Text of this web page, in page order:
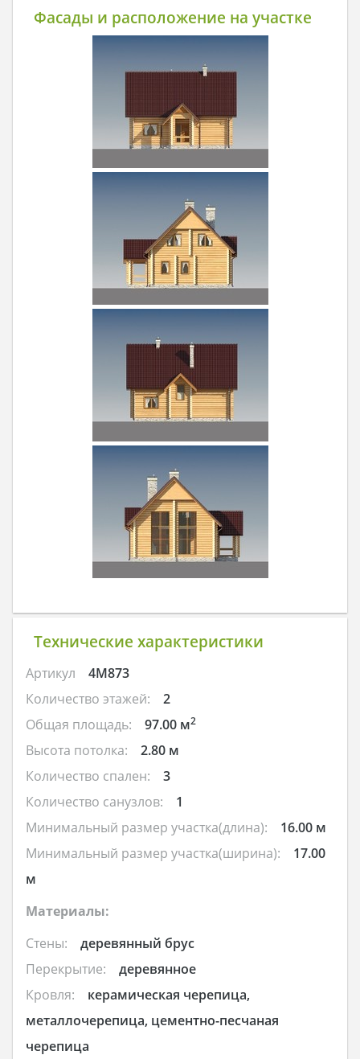
Фасады и расположение на участке
Технические характеристики
Артикул
4M873
Количество этажей:
2
Общая площадь:
97.00 м2
Высота потолка:
2.80 м
Количество спален:
3
Количество санузлов:
1
Минимальный размер участка(длина):
16.00 м
Минимальный размер участка(ширина):
17.00
м
Материалы:
Стены:
деревянный брус
Перекрытие:
деревянное
Кровля:
керамическая черепица,
металлочерепица, цементно-песчаная
черепица